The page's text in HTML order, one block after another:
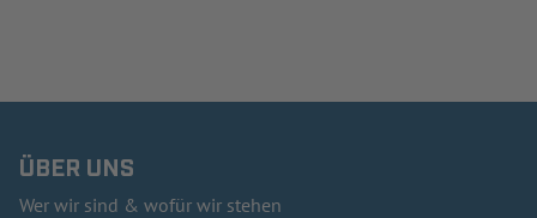
ÜBER UNS
Wer wir sind & wofür wir stehen